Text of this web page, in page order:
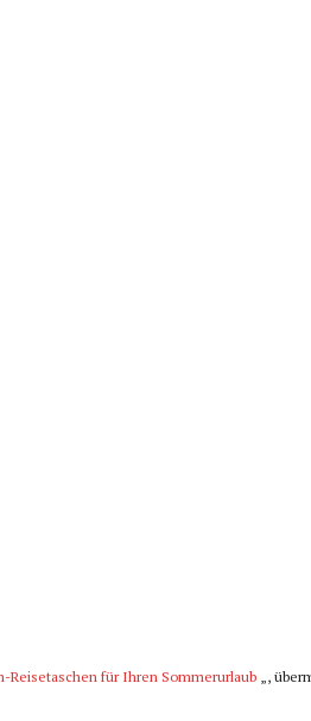
Reisetaschen für Ihren Sommerurlaub „,